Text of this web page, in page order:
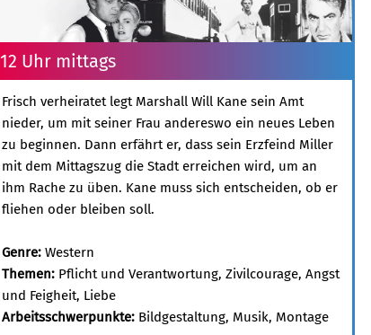
12 Uhr mittags
Frisch verheiratet legt Marshall Will Kane sein Amt
nieder, um mit seiner Frau andereswo ein neues Leben
zu beginnen. Dann erfährt er, dass sein Erzfeind Miller
mit dem Mittagszug die Stadt erreichen wird, um an
ihm Rache zu üben. Kane muss sich entscheiden, ob er
fliehen oder bleiben soll.
Genre: Western
Themen: Pflicht und Verantwortung, Zivilcourage, Angst
und Feigheit, Liebe
Arbeitsschwerpunkte: Bildgestaltung, Musik, Montage